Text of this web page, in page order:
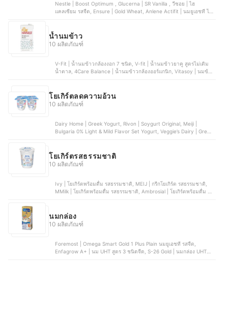
Nestle | Boost Optimum , Glucerna | SR Vanilla , วีซอย | ไฮ
แคลเซียม รสจืด, Ensure | Gold Wheat, Anlene Actifit | นมยูเอชที ไข
น้ำนมข้าว
10 ผลิตภัณฑ์
V-Fit | น้ำนมข้าวกล้องงอก 7 ชนิด, V-fit | น้ำนมข้าวยาคู สูตรไม่เติม
น้ำตาล, 4Care Balance | น้ำนมข้าวกล้องออร์แกนิก, Vitasoy | นมข้าว
โยเกิร์ตลดความอ้วน
10 ผลิตภัณฑ์
Dairy Home | Greek Yogurt, Rivon | Soygurt Original, Meiji |
Bulgaria 0% Light & Mild Flavor Set Yogurt, Veggie’s Dairy | Greek
โยเกิร์ตรสธรรมชาติ
10 ผลิตภัณฑ์
Ivy | โยเกิร์ตพร้อมดื่ม รสธรรมชาติ, MEIJ | กรีกโยเกิร์ต รสธรรมชาติ,
MMilk | โยเกิร์ตพร้อมดื่ม รสธรรมชาติ, Ambrosial | โยเกิร์ตพร้อมดื่ม รส
นมกล่อง
10 ผลิตภัณฑ์
Foremost | Omega Smart Gold 1 Plus Plain นมยูเอชที รสจืด,
Enfagrow A+ | นม UHT สูตร 3 ชนิดจืด, S-26 Gold | นมกล่อง UHT